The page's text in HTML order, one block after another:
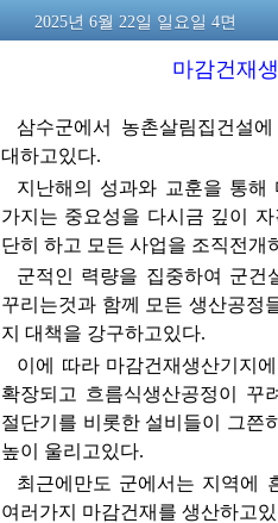
2025년 6월 22일 일요일 4면
마감건재
삼수군에서 농촌살림집건설
대하고있다.
지난해의 성과와 교훈을 통해
가지는 중요성을 다시금 깊이
단히 하고 모든 사업을 조직전개
군적인 력량을 집중하여 군건
꾸리는것과 함께 모든 생산공정
지 대책을 강구하고있다.
이에 따라 마감건재생산기지
확장되고 흐름식생산공정이 꾸
절단기를 비롯한 설비들이 그쯘
높이 울리고있다.
최근에만도 군에서는 지역에
여러가지 마감건재를 생산하고